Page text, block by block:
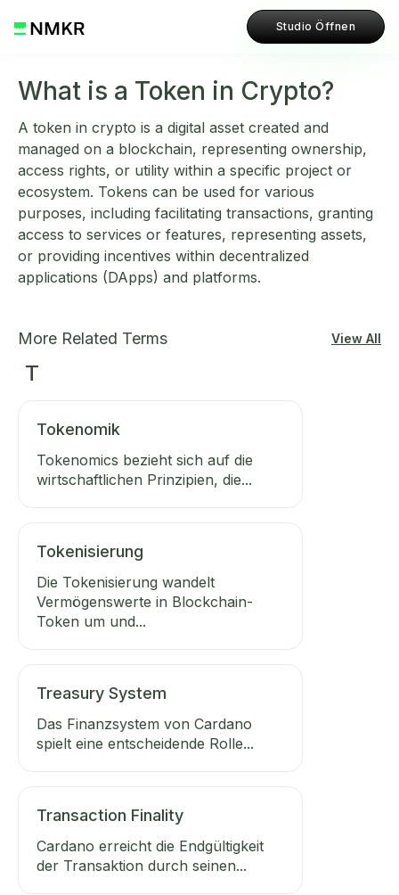
Studio Öffnen
What is a Token in Crypto?
A token in crypto is a digital asset created and
managed on a blockchain, representing ownership,
access rights, or utility within a specific project or
ecosystem. Tokens can be used for various
purposes, including facilitating transactions, granting
access to services or features, representing assets,
or providing incentives within decentralized
applications (DApps) and platforms.
More Related Terms View All
T
Tokenomik
Tokenomics bezieht sich auf die
wirtschaftlichen Prinzipien, die...
Tokenisierung
Die Tokenisierung wandelt
Vermögenswerte in Blockchain-
Token um und...
Treasury System
Das Finanzsystem von Cardano
spielt eine entscheidende Rolle...
Transaction Finality
Cardano erreicht die Endgültigkeit
der Transaktion durch seinen...